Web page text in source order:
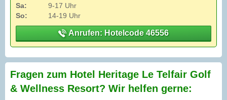
Sa:
9-17 Uhr
So:
14-19 Uhr
Anrufen: Hotelcode 46556
Fragen zum Hotel Heritage Le Telfair Golf
& Wellness Resort? Wir helfen gerne: